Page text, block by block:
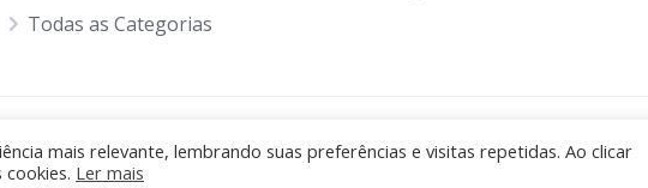
Todas as Categorias
mais relevante, lembrando suas preferências e visitas repetidas. Ao clicar
cookies. Ler mais